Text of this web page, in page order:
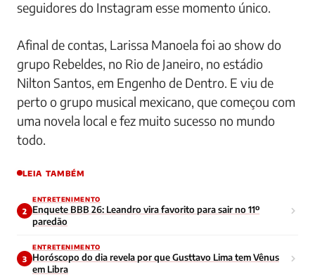
seguidores do Instagram esse momento único.
Afinal de contas, Larissa Manoela foi ao show do
grupo Rebeldes, no Rio de Janeiro, no estádio
Nilton Santos, em Engenho de Dentro. E viu de
perto o grupo musical mexicano, que começou com
uma novela local e fez muito sucesso no mundo
todo.
LEIA TAMBÉM
2
ENTRETENIMENTO
Enquete BBB 26: Leandro vira favorito para sair no 11º
paredão
3
ENTRETENIMENTO
Horóscopo do dia revela por que Gusttavo Lima tem Vênus
em Libra